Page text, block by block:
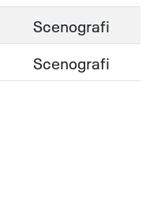
Scenografi
Scenografi